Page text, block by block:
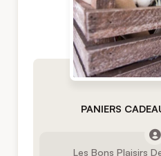
PANIERS
Les Bons Plaisirs